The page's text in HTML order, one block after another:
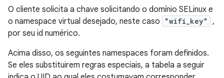
O cliente solicita a chave solicitando o domínio SELinux e
o namespace virtual desejado, neste caso
"wifi_key"
,
por seu id numérico.
Acima disso, os seguintes namespaces foram definidos.
Se eles substituirem regras especiais, a tabela a seguir